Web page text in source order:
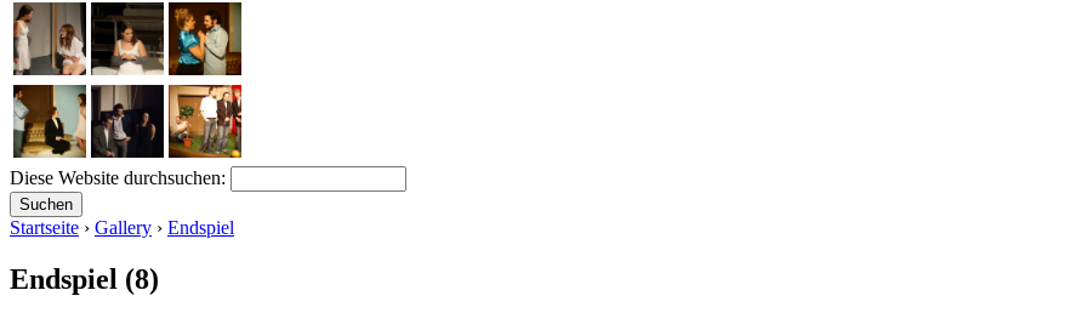
Diese Website durchsuchen:
Startseite › Gallery › Endspiel
Endspiel (8)